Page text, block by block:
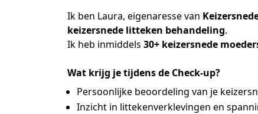
Ik ben Laura, eigenaresse van
keizersnede litteken behandeling.
Ik heb inmiddels 30+ keizersnede
Wat krijg je tijdens de Check-up?
Persoonlijke beoordeling van je
Inzicht in littekenverklevingen en